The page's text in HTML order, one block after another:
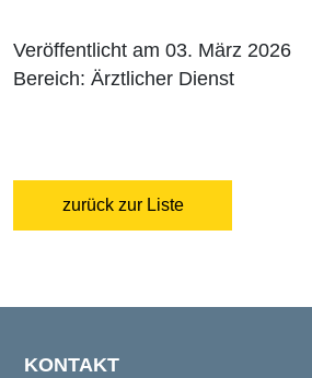
Veröffentlicht am 03. März 2026
Bereich: Ärztlicher Dienst
zurück zur Liste
KONTAKT